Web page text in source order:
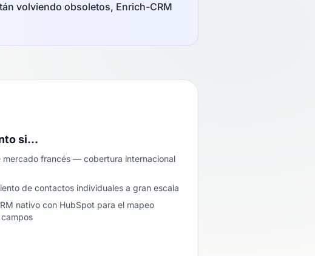
volviendo obsoletos, Enrich-CRM
si…
mercado francés — cobertura internacional
de contactos individuales a gran escala
nativo con HubSpot para el mapeo